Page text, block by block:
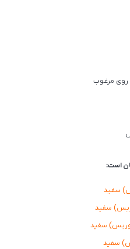
روی مرغوب
است:
سفید
سفید
سفید
سفید